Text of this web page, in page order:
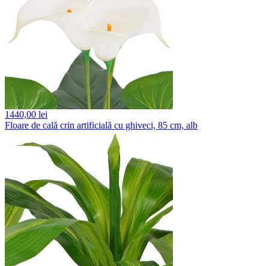
1440,00 lei
Floare de cală crin artificială cu ghiveci, 85 cm, alb